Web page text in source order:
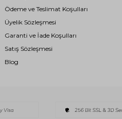
Ödeme ve Teslimat Koşulları
Üyelik Sözleşmesi
Garanti ve İade Koşulları
Satış Sözleşmesi
Blog